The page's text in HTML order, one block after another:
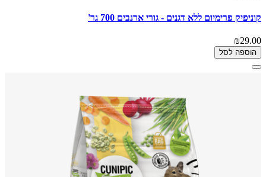
קוניפיק פרימיום ללא דגנים - גורי ארנבים 700 גר'
₪29.00
הוספה לסל